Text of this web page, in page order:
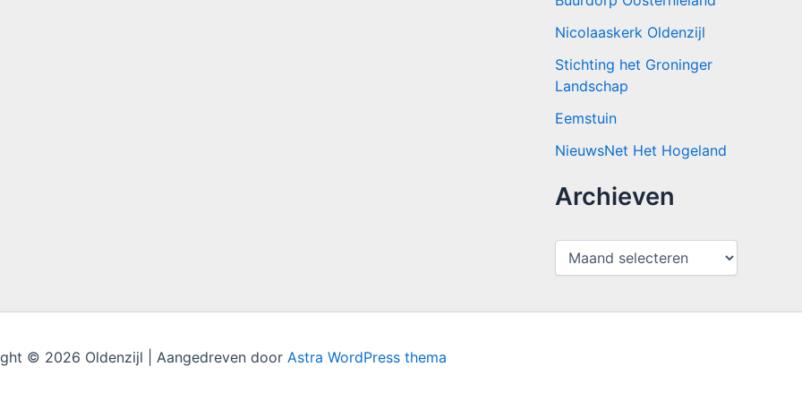
Nicolaaskerk Oldenzijl
Stichting het Groninger
Landschap
Eemstuin
NieuwsNet Het Hogeland
Archieven
A
© 2026 Oldenzijl | Aangedreven door Astra WordPress thema